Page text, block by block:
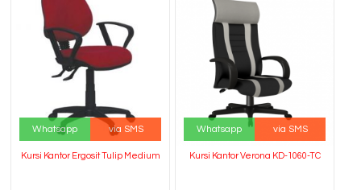
Whatsapp via SMS
Kursi Kantor Ergosit Tulip Medium
Whatsapp via SMS
Kursi Kantor Verona KD-1060-TC